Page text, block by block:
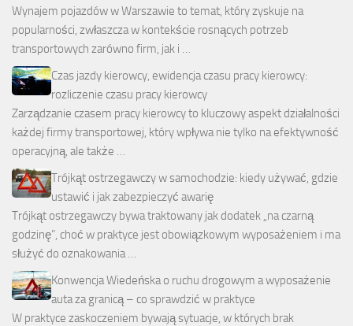
Wynajem pojazdów w Warszawie to temat, który zyskuje na
popularności, zwłaszcza w kontekście rosnących potrzeb
transportowych zarówno firm, jak i …
Czas jazdy kierowcy, ewidencja czasu pracy kierowcy:
rozliczenie czasu pracy kierowcy
Zarządzanie czasem pracy kierowcy to kluczowy aspekt działalności
każdej firmy transportowej, który wpływa nie tylko na efektywność
operacyjną, ale także …
Trójkąt ostrzegawczy w samochodzie: kiedy używać, gdzie
ustawić i jak zabezpieczyć awarię
Trójkąt ostrzegawczy bywa traktowany jak dodatek „na czarną
godzinę”, choć w praktyce jest obowiązkowym wyposażeniem i ma
służyć do oznakowania …
Konwencja Wiedeńska o ruchu drogowym a wyposażenie
auta za granicą – co sprawdzić w praktyce
W praktyce zaskoczeniem bywają sytuacje, w których brak